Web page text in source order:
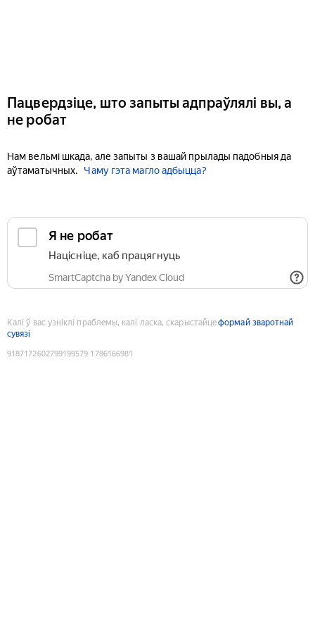
Пацвердзіце, што запыты адпраўлялі вы, а
не робат
Нам вельмі шкада, але запыты з вашай прылады падобныя да
аўтаматычных.
Чаму гэта магло адбыцца?
Я не робат
Націсніце, каб працягнуць
SmartCaptcha by Yandex Cloud
Калі ў вас узніклі праблемы, калі ласка, скарыстайцеформай зваротнай
сувязі
9187172602799199579:1786166981